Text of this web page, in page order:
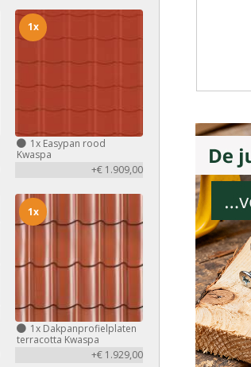
1x Easypan rood
Kwaspa
+€ 1.909,00
1x
1x Dakpanprofielplaten
terracotta Kwaspa
+€ 1.929,00
1x